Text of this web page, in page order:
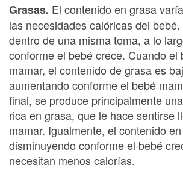
Grasas. El contenido en grasa
las necesidades calóricas del
dentro de una misma toma, a lo
conforme el bebé crece. Cuando el
mamar, el contenido de grasa es
aumentando conforme el bebé
final, se produce principalmente
rica en grasa, que le hace sentirse
mamar. Igualmente, el contenido
disminuyendo conforme el bebé
necesitan menos calorías.